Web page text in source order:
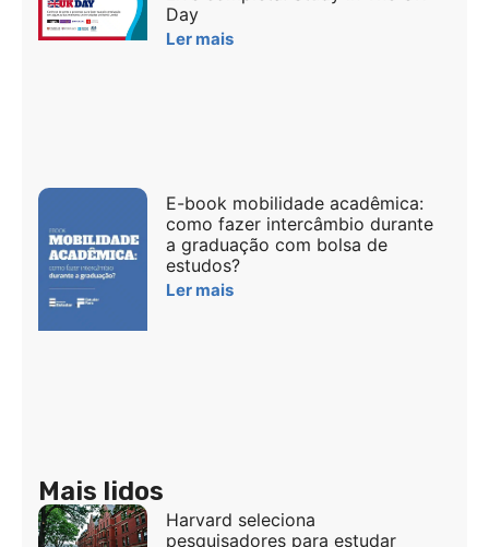
Day
Ler mais
E-book mobilidade acadêmica:
como fazer intercâmbio durante
a graduação com bolsa de
estudos?
Ler mais
Mais lidos
Harvard seleciona
pesquisadores para estudar